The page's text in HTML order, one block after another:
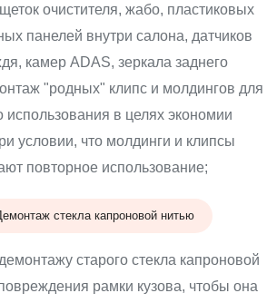
очистителя, жабо, пластиковых
панелей внутри салона, датчиков
камер ADAS, зеркала заднего
"родных" клипс и молдингов для
использования в целях экономии
условии, что молдинги и клипсы
повторное использование;
стекла капроновой нитью
старого стекла капроновой
рамки кузова, чтобы она